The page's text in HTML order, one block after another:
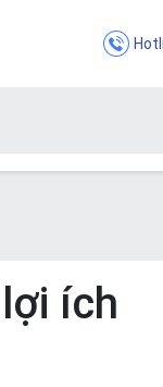
ích